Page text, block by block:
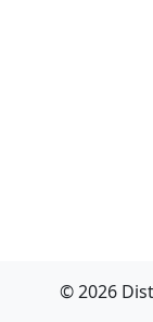
© 2026